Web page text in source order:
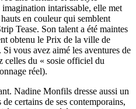
intarissable, elle met
en couleur qui semblent
Tease. Son talent a été maintes
obtenu le Prix de la ville de
vous avez aimé les aventures de
celles du « sosie officiel du
réel).
Nadine Monfils dresse aussi un
certains de ses contemporains,